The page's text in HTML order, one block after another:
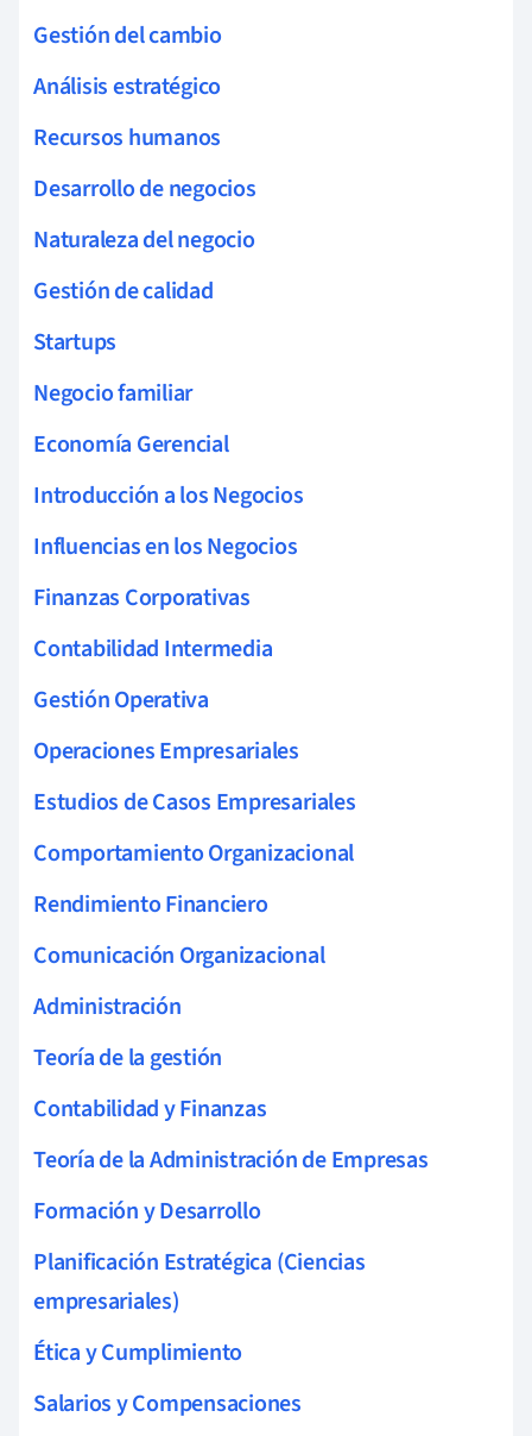
Gestión del cambio
Análisis estratégico
Recursos humanos
Desarrollo de negocios
Naturaleza del negocio
Gestión de calidad
Startups
Negocio familiar
Economía Gerencial
Introducción a los Negocios
Influencias en los Negocios
Finanzas Corporativas
Contabilidad Intermedia
Gestión Operativa
Operaciones Empresariales
Estudios de Casos Empresariales
Comportamiento Organizacional
Rendimiento Financiero
Comunicación Organizacional
Administración
Teoría de la gestión
Contabilidad y Finanzas
Teoría de la Administración de Empresas
Formación y Desarrollo
Planificación Estratégica (Ciencias
empresariales)
Ética y Cumplimiento
Salarios y Compensaciones